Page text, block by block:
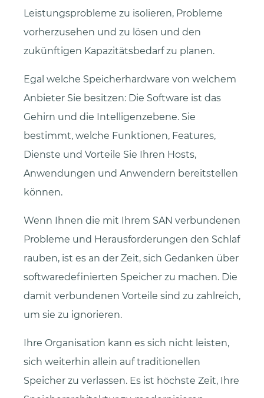
Leistungsprobleme zu isolieren, Probleme
vorherzusehen und zu lösen und den
zukünftigen Kapazitätsbedarf zu planen.
Egal welche Speicherhardware von welchem
Anbieter Sie besitzen: Die Software ist das
Gehirn und die Intelligenzebene. Sie
bestimmt, welche Funktionen, Features,
Dienste und Vorteile Sie Ihren Hosts,
Anwendungen und Anwendern bereitstellen
können.
Wenn Ihnen die mit Ihrem SAN verbundenen
Probleme und Herausforderungen den Schlaf
rauben, ist es an der Zeit, sich Gedanken über
softwaredefinierten Speicher zu machen. Die
damit verbundenen Vorteile sind zu zahlreich,
um sie zu ignorieren.
Ihre Organisation kann es sich nicht leisten,
sich weiterhin allein auf traditionellen
Speicher zu verlassen. Es ist höchste Zeit, Ihre